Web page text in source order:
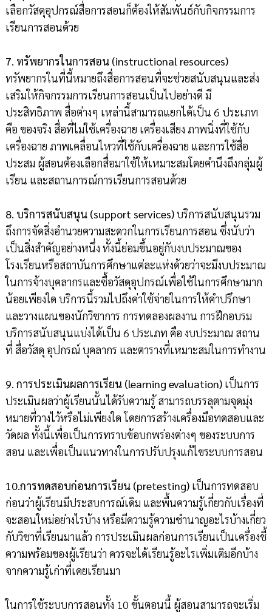
เลือกวัสดุอุปกรณ์สื่อการสอนก็ต้องให้สัมพันธ์กับกิจกรรมการ
เรียนการสอนด้วย
7. ทรัพยากรในการสอน (instructional resources)
ทรัพยากรในที่นี้หมายถึงสื่อการสอนที่จะช่วยสนับสนุนและส่ง
เสริมให้กิจกรรมการเรียนการสอนเป็นไปอย่างดี มี
ประสิทธิภาพ สื่อต่างๆ เหล่านี้สามารถแยกได้เป็น 6 ประเภท
คือ ของจริง สื่อที่ไม่ใช้เครื่องฉาย เครื่องเสียง ภาพนิ่งที่ใช้กับ
เครื่องฉาย ภาพเคลื่อนไหวที่ใช้กับเครื่องฉาย และการใช้สื่อ
ประสม ผู้สอนต้องเลือกสื่อมาใช้ให้เหมาะสมโดยคำนึงถึงกลุ่มผู้
เรียน และสถานการณ์การเรียนการสอนด้วย
8. บริการสนับสนุน (support services)บริการสนับสนุนรวม
ถึงการจัดสิ่งอำนวยความสะดวกในการเรียนการสอน ซึ่งนับว่า
เป็นสิ่งสำคัญอย่างหนึ่ง ทั้งนี้ย่อมขึ้นอยู่กับงบประมาณของ
โรงเรียนหรือสถาบันการศึกษาแต่ละแห่งด้วยว่าจะมีงบประมาณ
ในการจ้างบุคลากรและซื้อวัสดุอุปกรณ์เพื่อใช้ในการศึกษามาก
น้อยเพียงใด บริการนี้รวมไปถึงค่าใช้จ่ายในการให้คำปรึกษา
และวางแผนของนักวิชาการ การทดลองผลงาน การฝึกอบรม
บริการสนับสนุนแบ่งได้เป็น 6 ประเภท คือ งบประมาณ สถาน
ที่ สื่อวัสดุ อุปกรณ์ บุคลากร และตารางที่เหมาะสมในการทำงาน
9. การประเมินผลการเรียน (learning evaluation)เป็นการ
ประเมินผลว่าผู้เรียนนั้นได้รับความรู้ สามารถบรรลุตามจุดมุ่ง
หมายที่วางไว้หรือไม่เพียงใด โดยการสร้างเครื่องมือทดสอบและ
วัดผล ทั้งนี้เพื่อเป็นการทราบข้อบกพร่องต่างๆ ของระบบการ
สอน และเพื่อเป็นแนวทางในการปรับปรุงแก้ไขระบบการสอน
10.การทดสอบก่อนการเรียน (pretesting)เป็นการทดสอบ
ก่อนว่าผู้เรียนมีประสบการณ์เดิม และพื้นความรู้เกี่ยวกับเรื่องที่
จะสอนใหม่อย่างไรบ้าง หรือมีความรู้ความชำนาญอะไรบ้างเกี่ยว
กับวิชาที่เรียนมาแล้ว การประเมินผลก่อนการเรียนเป็นเครื่องชี้
ความพร้อมของผู้เรียนว่า ควรจะได้เรียนรู้อะไรเพิ่มเติมอีกบ้าง
จากความรู้เก่าที่เคยเรียนมา
ในการใช้ระบบการสอนทั้ง 10 ขั้นตอนนี้ ผู้สอนสามารถจะเริ่ม